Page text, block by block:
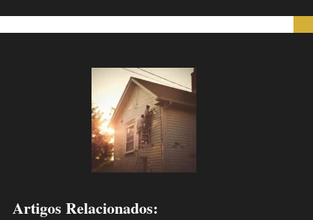
Artigos Relacionados: